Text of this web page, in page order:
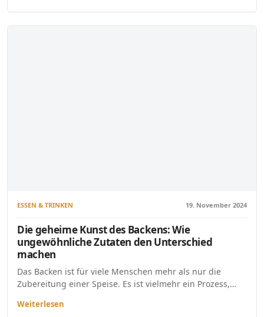
ESSEN & TRINKEN 19. November 2024
Die geheime Kunst des Backens: Wie
ungewöhnliche Zutaten den Unterschied
machen
Das Backen ist für viele Menschen mehr als nur die
Zubereitung einer Speise. Es ist vielmehr ein Prozess,…
Weiterlesen